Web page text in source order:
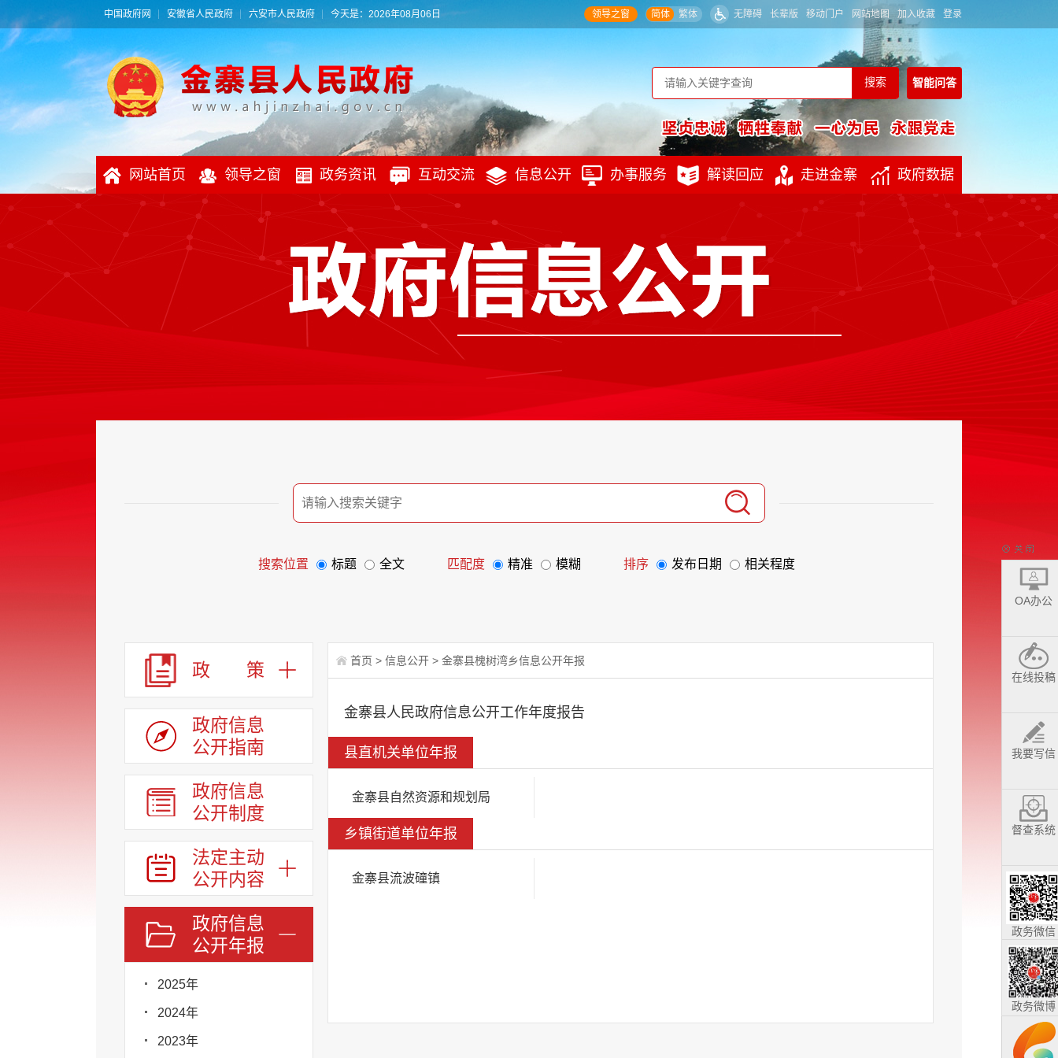
中国政府网 安徽省人民政府 六安市人民政府 今天是：2026年08月06日 领导之窗 简体 繁体 无障碍 长辈版 移动门户 网站地图 加入收藏 登录
智能问答
网站首页 领导之窗 政务资讯 互动交流 信息公开 办事服务 解读回应 走进金寨 政府数据
搜索位置 标题 全文 匹配度 精准 模糊 排序 发布日期 相关程度
政 策
政府信息
公开指南
政府信息
公开制度
法定主动
公开内容
政府信息
公开年报
2025年
2024年
2023年
首页 > 信息公开 > 金寨县槐树湾乡信息公开年报
金寨县人民政府信息公开工作年度报告
县直机关单位年报
金寨县自然资源和规划局
乡镇街道单位年报
金寨县流波䃥镇
OA办公
在线投稿
我要写信
督查系统
政务微信
政务微博